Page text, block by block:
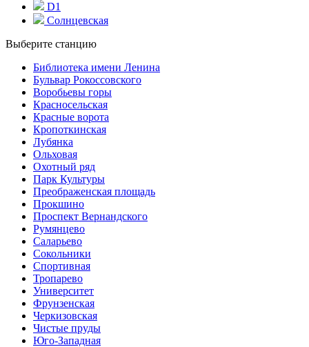
D1
Солнцевская
Выберите станцию
Библиотека имени Ленина
Бульвар Рокоссовского
Воробьевы горы
Красно­сельская
Красные ворота
Кропоткинс­кая
Лубянка
Ольховая
Охотный ряд
Парк Культуры
Преобра­женская площадь
Прокшино
Проспект Вернандского
Румянцево
Саларьево
Сокольники
Спортивная
Тропарево
Университет
Фрунзенская
Черкизовская
Чистые пруды
Юго-Западная